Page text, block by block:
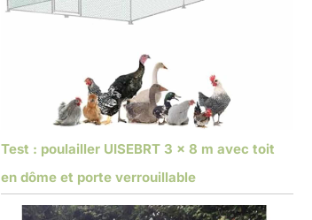
Test : poulailler UISEBRT 3 x 8 m avec toit
en dôme et porte verrouillable